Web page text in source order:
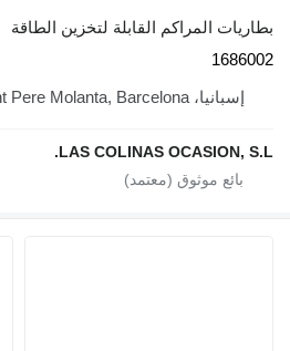
بطاريات المراكم القابلة لتخزين الطاقة
1686002
إسبانيا، Sant Pere Molanta, Barcelona
LAS COLINAS OCASION, S.L.